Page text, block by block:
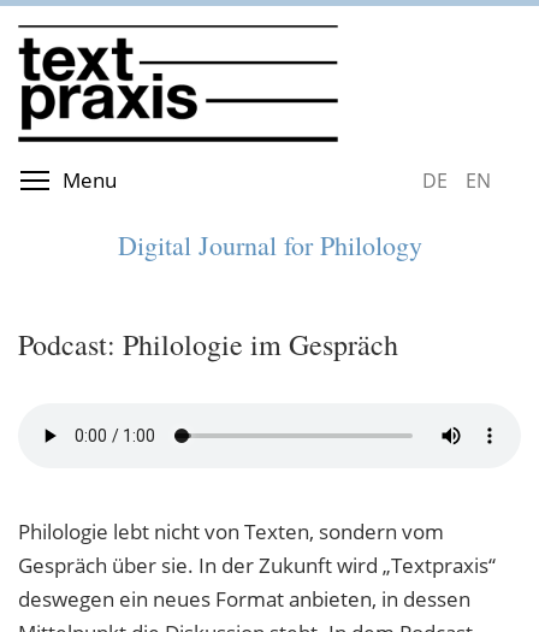
Skip
to
main
content
Menu DEUTSCH
Digital Journal for Philology
Podcast: Philologie im Gespräch
Philologie lebt nicht von Texten, sondern vom
Gespräch über sie. In der Zukunft wird „Textpraxis“
deswegen ein neues Format anbieten, in dessen